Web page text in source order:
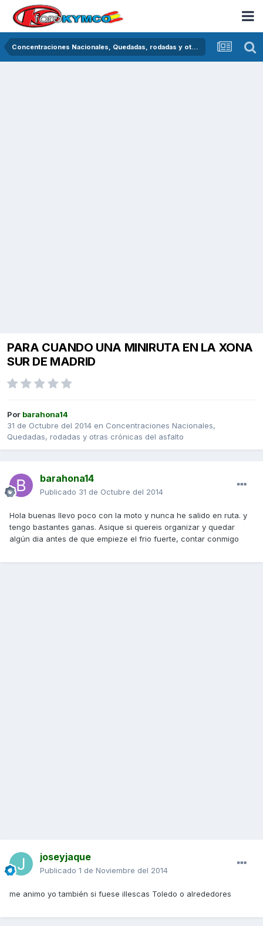
Concentraciones Nacionales, Quedadas, rodadas y otras crónicas del asfalto
PARA CUANDO UNA MINIRUTA EN LA XONA
SUR DE MADRID
Por barahona14
31 de Octubre del 2014 en Concentraciones Nacionales,
Quedadas, rodadas y otras crónicas del asfalto
barahona14
Publicado 31 de Octubre del 2014
Hola buenas llevo poco con la moto y nunca he salido en ruta. y
tengo bastantes ganas. Asique si quereis organizar y quedar
algún dia antes de que empieze el frio fuerte, contar conmigo
joseyjaque
Publicado 1 de Noviembre del 2014
me animo yo también si fuese illescas Toledo o alrededores